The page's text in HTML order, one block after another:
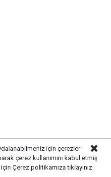
için çerezler
çerez kullanımını kabul etmiş
Çerez politikamıza tıklayınız.